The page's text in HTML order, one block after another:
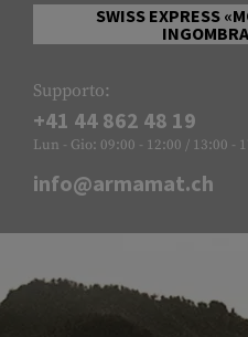
SWISS EXPRESS
Supporto:
+41 44 862 48 19
Lun - Gio: 09:00 - 12:00 / 13:00 -
info@armamat.ch